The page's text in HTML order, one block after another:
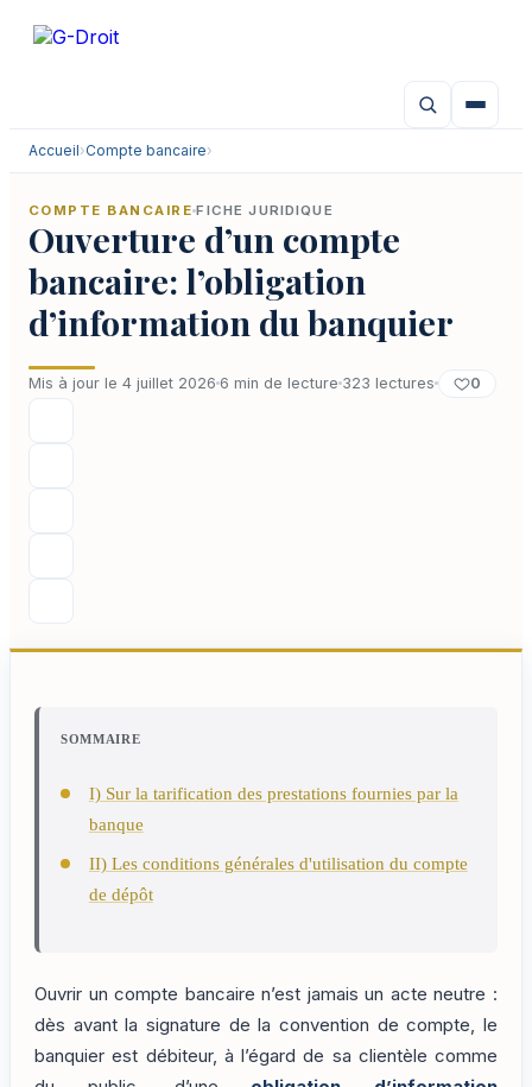
Accueil›Compte bancaire›
COMPTE BANCAIRE FICHE JURIDIQUE
Ouverture d’un compte
bancaire: l’obligation
d’information du banquier
Mis à jour le 4 juillet 2026 6 min de lecture 323 lectures 0
SOMMAIRE
I) Sur la tarification des prestations fournies par la
banque
II) Les conditions générales d'utilisation du compte
de dépôt
Ouvrir un compte bancaire n’est jamais un acte neutre :
dès avant la signature de la convention de compte, le
banquier est débiteur, à l’égard de sa clientèle comme